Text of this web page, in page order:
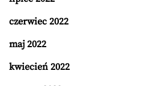
czerwiec 2022
maj 2022
kwiecień 2022